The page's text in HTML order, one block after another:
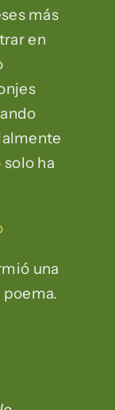
más
en
ha
una